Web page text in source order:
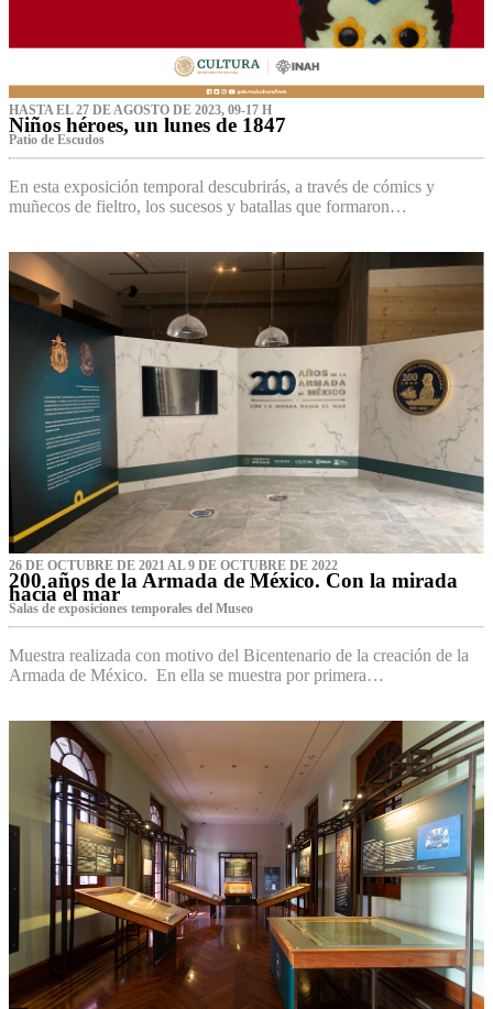
HASTA EL 27 DE AGOSTO DE 2023, 09-17 H
Niños héroes, un lunes de 1847
Patio de Escudos
En esta exposición temporal descubrirás, a través de cómics y
muñecos de fieltro, los sucesos y batallas que formaron…
26 DE OCTUBRE DE 2021 AL 9 DE OCTUBRE DE 2022
200 años de la Armada de México. Con la mirada
hacia el mar
Salas de exposiciones temporales del Museo‌
Muestra realizada con motivo del Bicentenario de la creación de la
Armada de México. En ella se muestra por primera…